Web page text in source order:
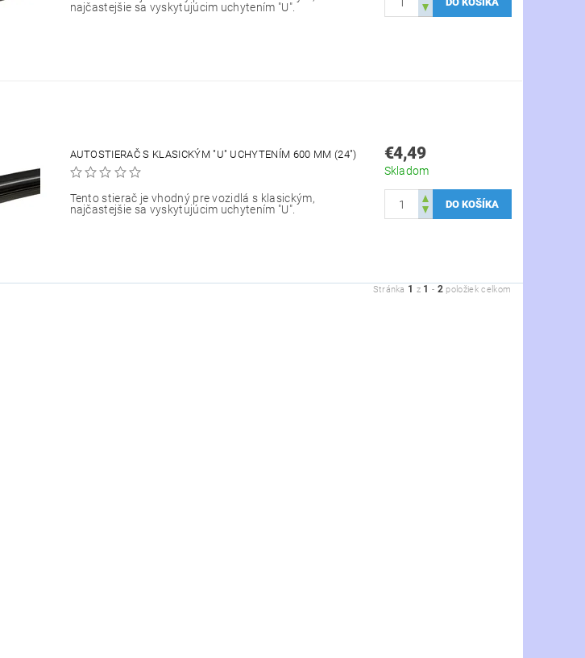
najčastejšie sa vyskytujúcim uchytením "U".
AUTOSTIERAČ S KLASICKÝM "U" UCHYTENÍM 600 MM (24")
Tento stierač je vhodný pre vozidlá s klasickým,
najčastejšie sa vyskytujúcim uchytením "U".
€4,49
Skladom
Stránka 1 z 1 - 2 položiek celkom